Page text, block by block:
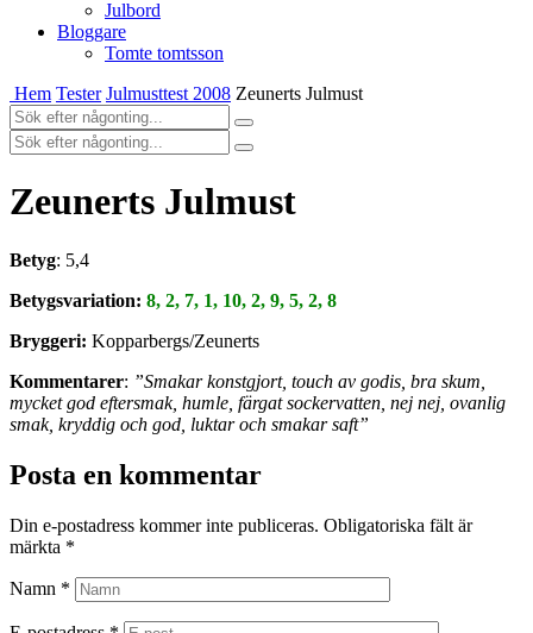
Julbord
Bloggare
Tomte tomtsson
Hem Tester Julmusttest 2008 Zeunerts Julmust
Zeunerts Julmust
Betyg: 5,4
Betygsvariation: 8, 2, 7, 1, 10, 2, 9, 5, 2, 8
Bryggeri: Kopparbergs/Zeunerts
Kommentarer: ”Smakar konstgjort, touch av godis, bra skum,
mycket god eftersmak, humle, färgat sockervatten, nej nej, ovanlig
smak, kryddig och god, luktar och smakar saft”
Posta en kommentar
Din e-postadress kommer inte publiceras. Obligatoriska fält är
märkta *
Namn *